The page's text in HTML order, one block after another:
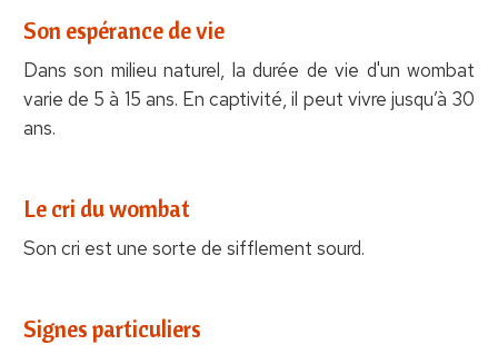
Son espérance de vie
Dans son milieu naturel, la durée de vie d'un wombat
varie de 5 à 15 ans. En captivité, il peut vivre jusqu’à 30
ans.
Le cri du wombat
Son cri est une sorte de sifflement sourd.
Signes particuliers